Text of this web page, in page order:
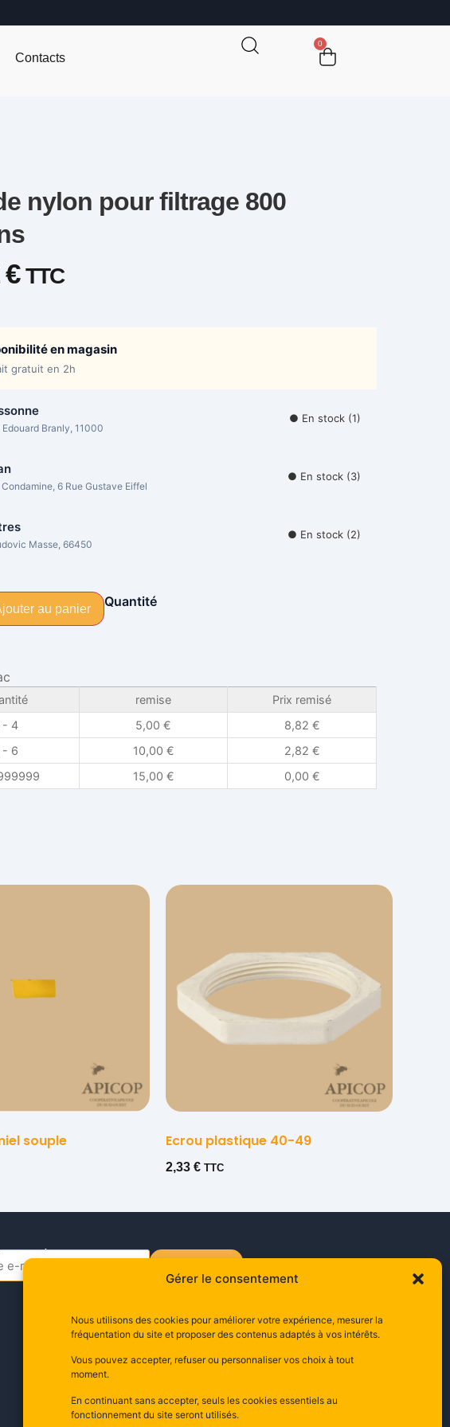
Gérer le consentement
Nous utilisons des cookies pour améliorer votre expérience, mesurer la
fréquentation du site et proposer des contenus adaptés à vos intérêts.
Vous pouvez accepter, refuser ou personnaliser vos choix à tout
moment.
En continuant sans accepter, seuls les cookies essentiels au
fonctionnement du site seront utilisés.
Contacts
0
nylon pour filtrage 800
€ TTC
en magasin
gratuit en 2h
Edouard Branly, 11000
● En stock (1)
6 Rue Gustave Eiffel
● En stock (3)
Masse, 66450
● En stock (2)
Quantité
au panier
remise
Prix remisé
- 4
5,00 € 8,82 €
- 6
10,00 € 2,82 €
15,00 € 0,00 €
souple Ecrou plastique 40-49
2,33 € TTC
newsletter
Contact
200 Rue Edouard Branly,
11000 Carcassonne
France